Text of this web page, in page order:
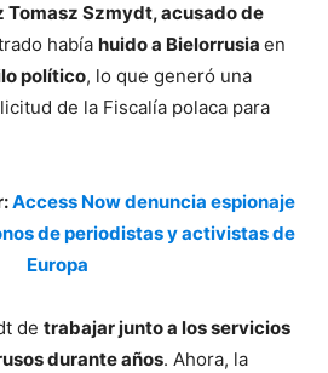
Tomasz Szmydt, acusado de
había huido a Bielorrusia en
político, lo que generó una
de la Fiscalía polaca para
Access Now denuncia espionaje
de periodistas y activistas de
Europa
de trabajar junto a los servicios
durante años. Ahora, la